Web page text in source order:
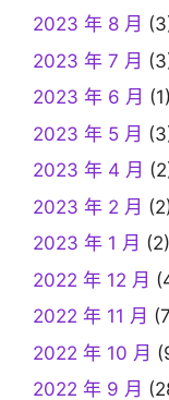
2023 年 8 月
2023 年 7 月
2023 年 6 月 (1)
2023 年 5 月
2023 年 4 月
2023 年 2 月
2023 年 1 月 (2)
2022 年 12 月
2022 年 11 月
2022 年 10 月
2022 年 9 月